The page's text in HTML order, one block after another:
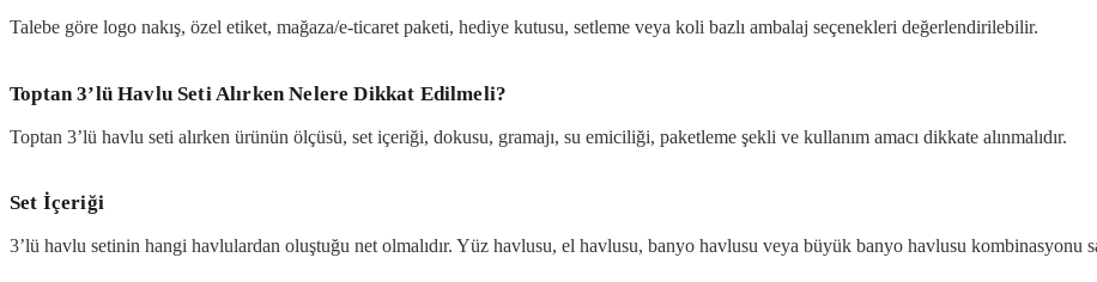
Talebe göre logo nakış, özel etiket, mağaza/e-ticaret paketi, hediye kutusu, setleme veya koli bazlı ambalaj seçenekleri değerlendirilebilir.
Toptan 3’lü Havlu Seti Alırken Nelere Dikkat Edilmeli?
Toptan 3’lü havlu seti alırken ürünün ölçüsü, set içeriği, dokusu, gramajı, su emiciliği, paketleme şekli ve kullanım amacı dikkate alınmalıdır.
Set İçeriği
3’lü havlu setinin hangi havlulardan oluştuğu net olmalıdır. Yüz havlusu, el havlusu, banyo havlusu veya büyük banyo havlusu kombinasyonu